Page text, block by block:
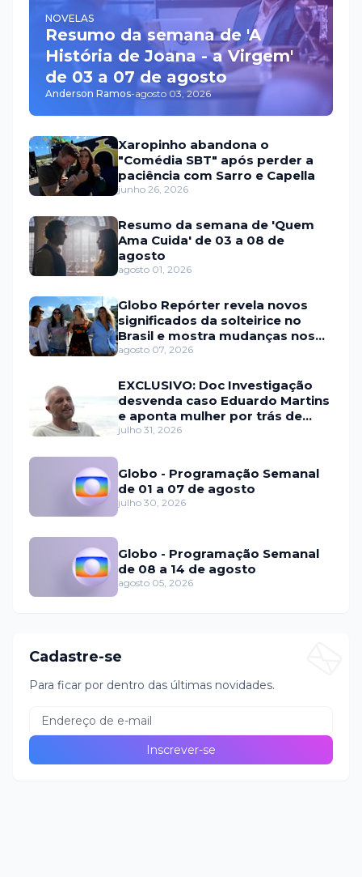
NOVELAS
Resumo da semana de 'A
História de Joana - a Virgem'
de 03 a 07 de agosto
Anderson Ramos-agosto 03, 2026
Xaropinho abandona o
"Comédia SBT" após perder a
paciência com Sarro e Capella
junho 26, 2026
Resumo da semana de 'Quem
Ama Cuida' de 03 a 08 de
agosto
agosto 01, 2026
Globo Repórter revela novos
significados da solteirice no
Brasil e mostra mudanças nos
relacionamentos
agosto 07, 2026
EXCLUSIVO: Doc Investigação
desvenda caso Eduardo Martins
e aponta mulher por trás de
fraude internacional
julho 31, 2026
Globo - Programação Semanal
de 01 a 07 de agosto
julho 30, 2026
Globo - Programação Semanal
de 08 a 14 de agosto
agosto 05, 2026
Cadastre-se
Para ficar por dentro das últimas novidades.